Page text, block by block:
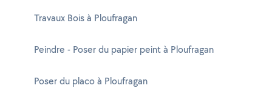
Travaux Bois à Ploufragan
Peindre - Poser du papier peint à Ploufragan
Poser du placo à Ploufragan